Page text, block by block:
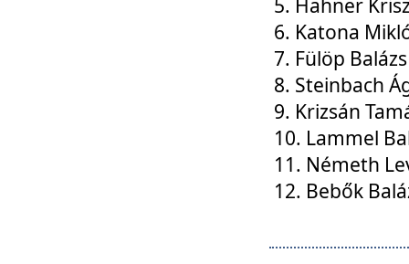
6. Katona
7. Fülöp Balázs
8. Steinbach
9. Krizsán
10. Lammel
11. Németh
12. Bebők